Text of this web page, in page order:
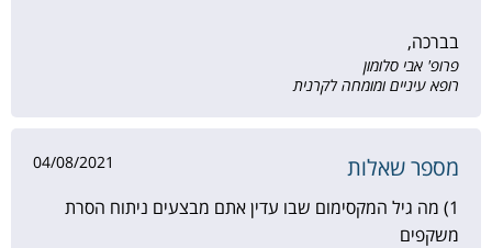
בברכה,
פרופ' אבי סלומון
רופא עיניים ומומחה לקרנית
מספר שאלות 04/08/2021
1) מה גיל המקסימום שבו עדין אתם מבצעים ניתוח הסרת
משקפים